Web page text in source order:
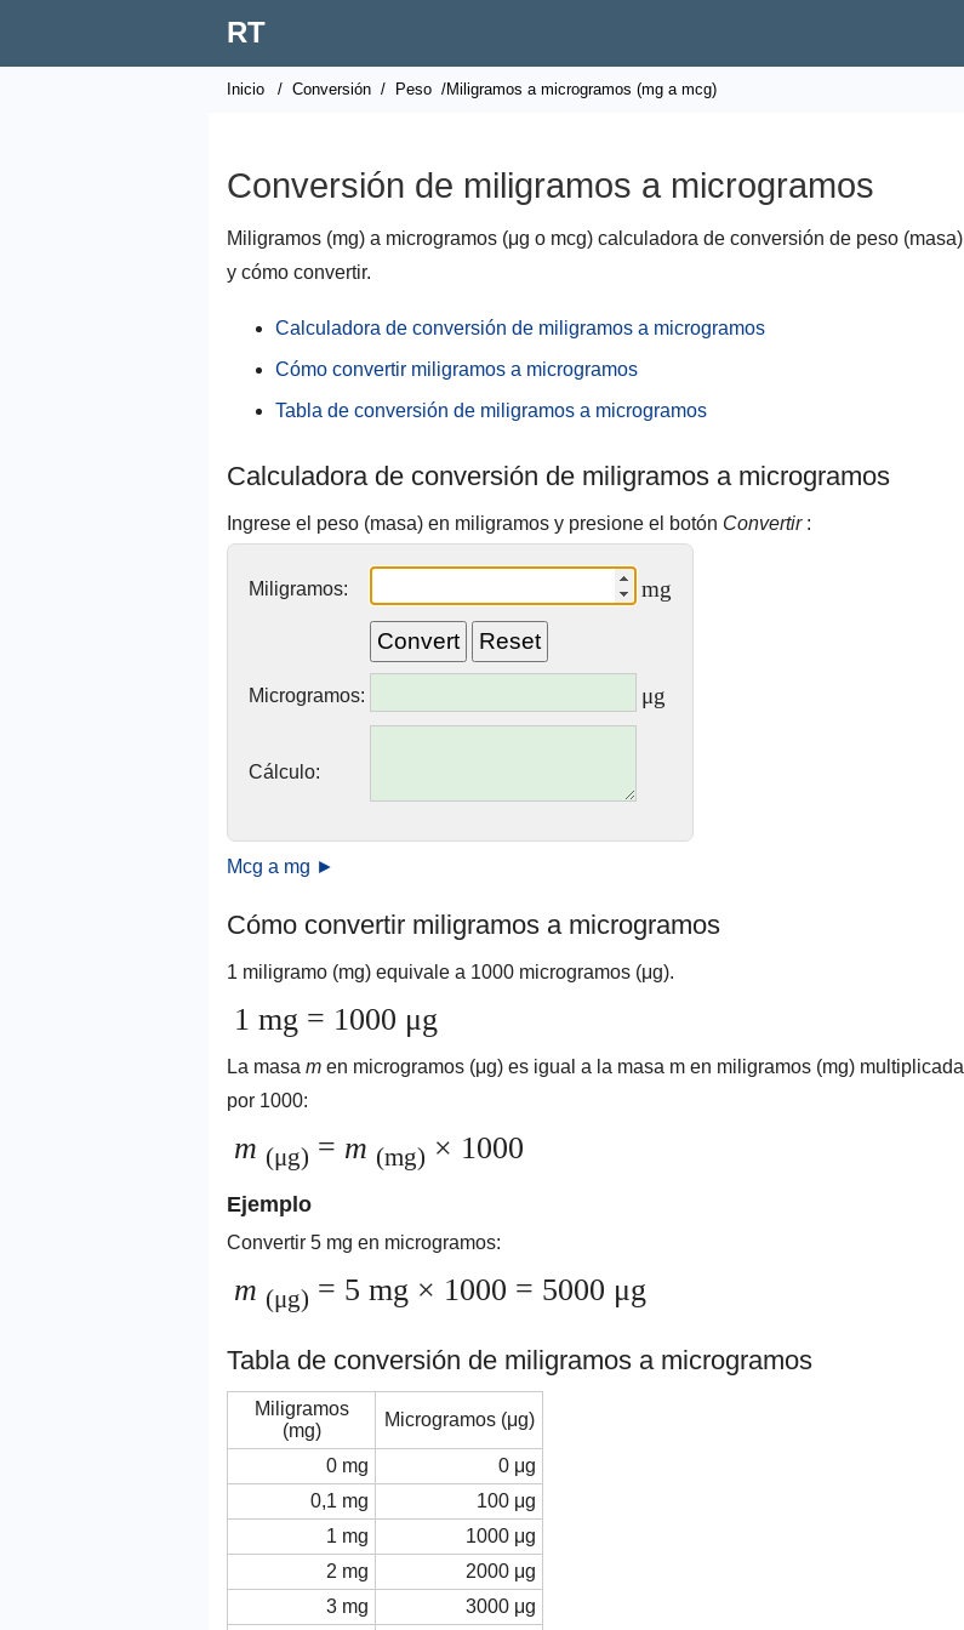
RT
Inicio / Conversión / Peso /Miligramos a microgramos (mg a mcg)
Conversión de miligramos a microgramos
Miligramos (mg) a microgramos (μg o mcg) calculadora de conversión de peso (masa)
y cómo convertir.
Calculadora de conversión de miligramos a microgramos
Cómo convertir miligramos a microgramos
Tabla de conversión de miligramos a microgramos
Calculadora de conversión de miligramos a microgramos
Ingrese el peso (masa) en miligramos y presione el botón Convertir:
Miligramos: mg
Microgramos: μg
Cálculo:
Mcg a mg ►
Cómo convertir miligramos a microgramos
1 miligramo (mg) equivale a 1000 microgramos (μg).
1 mg = 1000 μg
La masa m en microgramos (μg) es igual a la masa m en miligramos (mg) multiplicada
por 1000:
m (μg) = m (mg) × 1000
Ejemplo
Convertir 5 mg en microgramos:
m (μg) = 5 mg × 1000 = 5000 μg
Tabla de conversión de miligramos a microgramos
Miligramos
(mg)
Microgramos (μg)
0 mg
0 μg
0,1 mg
100 μg
1 mg
1000 μg
2 mg
2000 μg
3 mg
3000 μg